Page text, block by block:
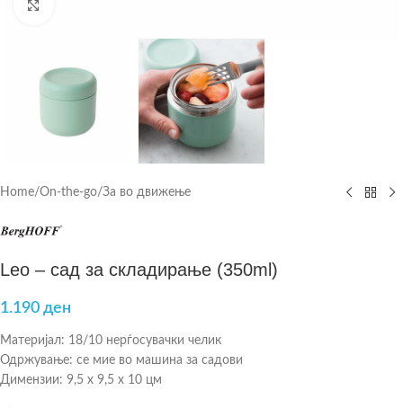
Home/On-the-go/За во движење
Leo – сад за складирање (350ml)
1.190 ден
Материјал: 18/10 нерѓосувачки челик
Одржување: се мие во машина за садови
Димензии: 9,5 х 9,5 х 10 цм